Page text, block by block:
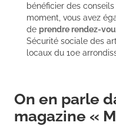
bénéficier des
moment, vous avez
de prendre rendez-
Sécurité sociale des
locaux du 10e
On en parle
magazine «